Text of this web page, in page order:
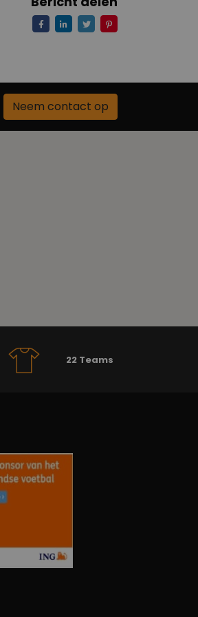
Neem contact op
22 Teams